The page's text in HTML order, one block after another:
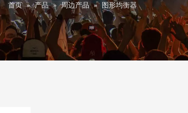
首页 » 产品 » 周边产品 » 图形均衡器